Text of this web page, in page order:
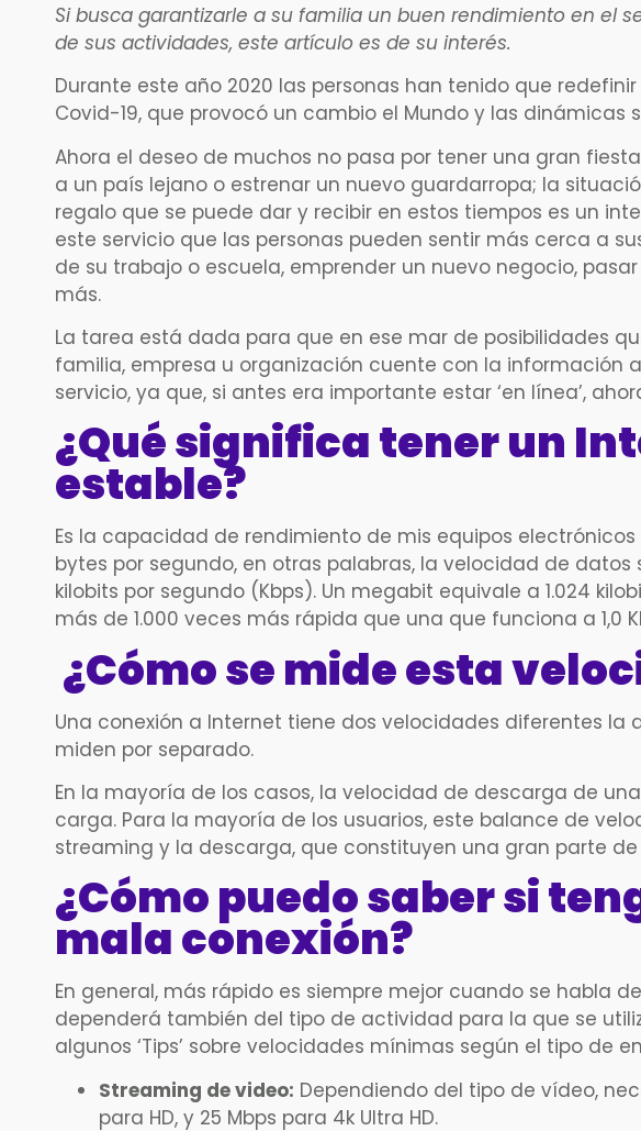
Si busca garantizarle a su familia un buen rendimiento en el
de sus actividades, este artículo es de su interés.
Durante este año 2020 las personas han tenido que
Covid-19, que provocó un cambio el Mundo y las dinámicas
Ahora el deseo de muchos no pasa por tener una gran
a un país lejano o estrenar un nuevo guardarropa; la
regalo que se puede dar y recibir en estos tiempos es un
este servicio que las personas pueden sentir más cerca a
de su trabajo o escuela, emprender un nuevo negocio,
más.
La tarea está dada para que en ese mar de posibilidades
familia, empresa u organización cuente con la información
servicio, ya que, si antes era importante estar ‘en línea’,
¿Qué significa tener un
estable?
Es la capacidad de rendimiento de mis equipos
bytes por segundo, en otras palabras, la velocidad de
kilobits por segundo (Kbps). Un megabit equivale a 1.024
más de 1.000 veces más rápida que una que funciona a 1,0
¿Cómo se mide esta
Una conexión a Internet tiene dos velocidades diferentes la
miden por separado.
En la mayoría de los casos, la velocidad de descarga de
carga. Para la mayoría de los usuarios, este balance de
streaming y la descarga, que constituyen una gran parte
¿Cómo puedo saber si
mala conexión?
En general, más rápido es siempre mejor cuando se habla
dependerá también del tipo de actividad para la que se
algunos ‘Tips’ sobre velocidades mínimas según el tipo de
Streaming de video: Dependiendo del tipo de vídeo,
para HD, y 25 Mbps para 4k Ultra HD.